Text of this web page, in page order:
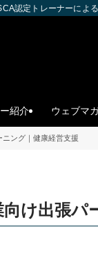
認定トレーナーによ
紹介 ウェブマ
ング｜健康経営支援
向け出張パ